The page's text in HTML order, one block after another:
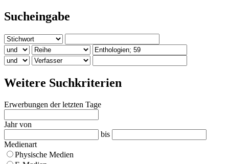
Sucheingabe
Weitere Suchkriterien
Erwerbungen der letzten Tage
Jahr von
bis
Medienart
Physische Medien